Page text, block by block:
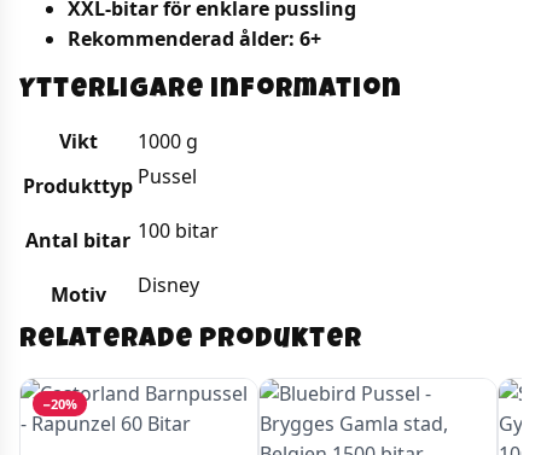
XXL-bitar för enklare pussling
Rekommenderad ålder: 6+
Ytterligare information
Vikt
1000 g
Produkttyp Pussel
Antal bitar 100 bitar
Motiv Disney
Relaterade produkter
−20%